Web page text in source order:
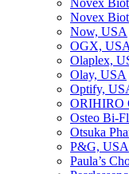
Novex
Novex
Now, USA
OGX, USA
Olaplex,
Olay, USA
Optify,
ORIHIRO
Osteo Bi-
Otsuka
P&G, USA
Paula’s